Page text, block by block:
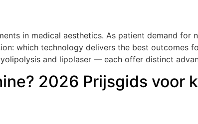
in medical aesthetics. As patient demand for
: which technology delivers the best outcomes
and lipolaser — each offer distinct
2026 Prijsgids voor